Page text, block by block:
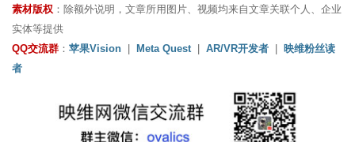
素材版权 ：除额外说明，文章所用图片、视频均来自文章关联个人、企业
实体等提供
QQ交流群 ： 苹果Vision Meta Quest| AR/VR开发者
映维粉丝读
者